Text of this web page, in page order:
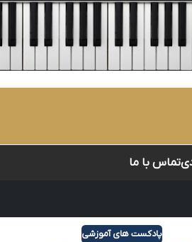
تماس با ما
پادکست های آموزشی